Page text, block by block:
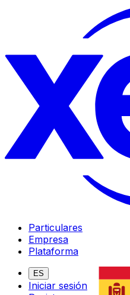
Particulares
Empresa
Plataforma
ES
Iniciar sesión